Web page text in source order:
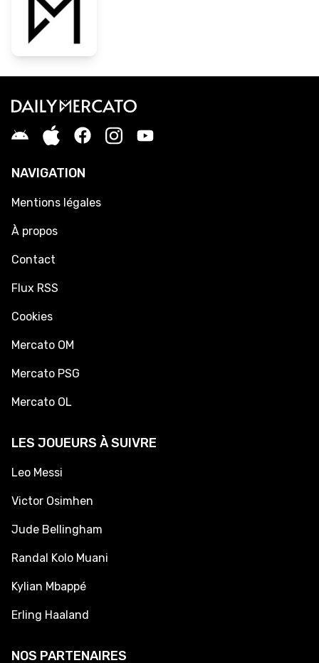
NAVIGATION
Mentions légales
À propos
Contact
Flux RSS
Cookies
Mercato OM
Mercato PSG
Mercato OL
LES JOUEURS À SUIVRE
Leo Messi
Victor Osimhen
Jude Bellingham
Randal Kolo Muani
Kylian Mbappé
Erling Haaland
NOS PARTENAIRES